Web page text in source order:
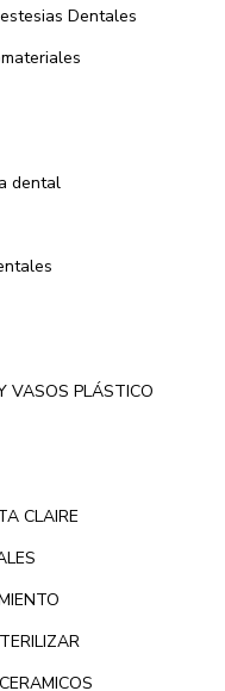
Dentales
dental
VASOS PLÁSTICO
CLAIRE